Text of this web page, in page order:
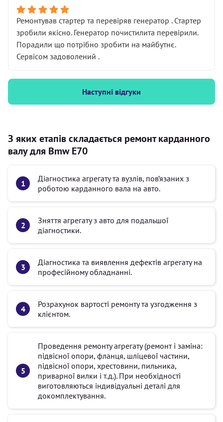
Ремонтував стартер та перевіряв генератор . Стартер
зробили якісно. Генератор почистилита перевірили.
Порадили що потрібно зробити на майбутнє.
Сервісом задоволений .
Наступні відгуки
З яких етапів складається ремонт карданного
валу для Bmw E70
Діагностика агрегату та вузлів, пов’язаних з
роботою карданного вала на авто.
Зняття агрегату з авто для подальшої
діагностики.
Діагностика та виявлення дефектів агрегату на
професійному обладнанні.
Розрахунок вартості ремонту та узгодження з
клієнтом.
Проведення ремонту агрегату (ремонт і заміна:
підвісної опори, фланця, шліцевої частини,
підвісної опори, хрестовини, пильника,
приварної вилки і т.д.). При необхідності
виготовляються індивідуальні деталі для
докомплектування.